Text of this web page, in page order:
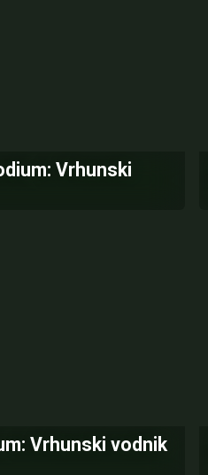
Vrhunski
Vrhunski vodnik